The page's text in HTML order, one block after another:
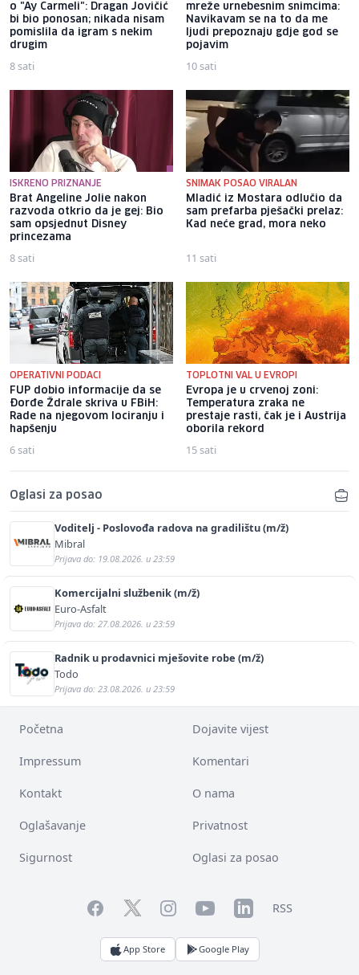
o "Ay Carmeli": Dragan Jovičić
bi bio ponosan; nikada nisam
pomislila da igram s nekim
drugim
8 sati
mreže urnebesnim snimcima:
Navikavam se na to da me
ljudi prepoznaju gdje god se
pojavim
10 sati
ISKRENO PRIZNANJE
Brat Angeline Jolie nakon
razvoda otkrio da je gej: Bio
sam opsjednut Disney
princezama
8 sati
SNIMAK POSAO VIRALAN
Mladić iz Mostara odlučio da
sam prefarba pješački prelaz:
Kad neće grad, mora neko
11 sati
OPERATIVNI PODACI
FUP dobio informacije da se
Đorđe Ždrale skriva u FBiH:
Rade na njegovom lociranju i
hapšenju
6 sati
TOPLOTNI VAL U EVROPI
Evropa je u crvenoj zoni:
Temperatura zraka ne
prestaje rasti, čak je i Austrija
oborila rekord
15 sati
Oglasi za posao
Voditelj - Poslovođa radova na gradilištu (m/ž)
Mibral
Prijava do: 19.08.2026. u 23:59
Komercijalni službenik (m/ž)
Euro-Asfalt
Prijava do: 27.08.2026. u 23:59
Radnik u prodavnici mješovite robe (m/ž)
Todo
Prijava do: 23.08.2026. u 23:59
Početna Dojavite vijest
Impressum Komentari
Kontakt O nama
Oglašavanje Privatnost
Sigurnost Oglasi za posao
FacebookTwitterInstagramYouTubeLinkedInRSS
App Store Google Play